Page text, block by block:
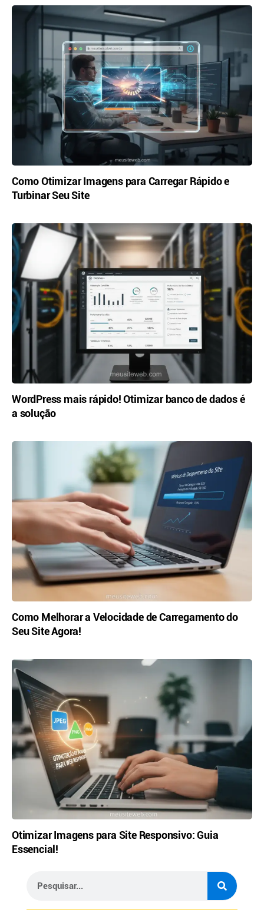
Como Otimizar Imagens para Carregar Rápido e
Turbinar Seu Site
WordPress mais rápido! Otimizar banco de dados é
a solução
Como Melhorar a Velocidade de Carregamento do
Seu Site Agora!
Otimizar Imagens para Site Responsivo: Guia
Essencial!